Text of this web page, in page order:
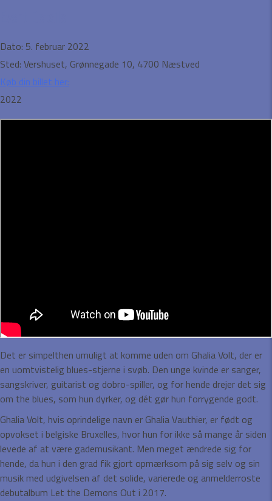
Dato: 5. februar 2022
Sted: Vershuset, Grønnegade 10, 4700 Næstved
Køb din billet her:
2022
Det er simpelthen umuligt at komme uden om Ghalia Volt, der er
en uomtvistelig blues-stjerne i svøb. Den unge kvinde er sanger,
sangskriver, guitarist og dobro-spiller, og for hende drejer det sig
om the blues, som hun dyrker, og dét gør hun forrygende godt.
Ghalia Volt, hvis oprindelige navn er Ghalia Vauthier, er født og
opvokset i belgiske Bruxelles, hvor hun for ikke så mange år siden
levede af at være gademusikant. Men meget ændrede sig for
hende, da hun i den grad fik gjort opmærksom på sig selv og sin
musik med udgivelsen af det solide, varierede og anmelderroste
debutalbum Let the Demons Out i 2017.